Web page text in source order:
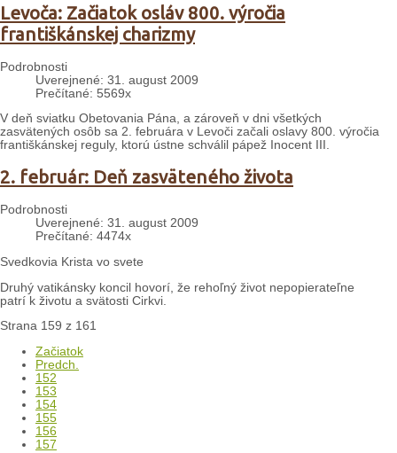
Levoča: Začiatok osláv 800. výročia
františkánskej charizmy
Podrobnosti
Uverejnené: 31. august 2009
Prečítané: 5569x
V deň sviatku Obetovania Pána, a zároveň v dni všetkých
zasvätených osôb sa 2. februára v Levoči začali oslavy 800. výročia
františkánskej reguly, ktorú ústne schválil pápež Inocent III.
2. február: Deň zasväteného života
Podrobnosti
Uverejnené: 31. august 2009
Prečítané: 4474x
Svedkovia Krista vo svete
Druhý vatikánsky koncil hovorí, že rehoľný život nepopierateľne
patrí k životu a svätosti Cirkvi.
Strana 159 z 161
Začiatok
Predch.
152
153
154
155
156
157